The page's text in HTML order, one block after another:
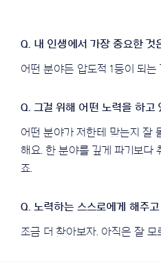
어떤 분야든 압도적 1등이 되는
어떤 분야가 저한테 맞는지 잘
해요. 한 분야를 깊게 파기보다
죠.
조금 더 찾아보자. 아직은 잘 모